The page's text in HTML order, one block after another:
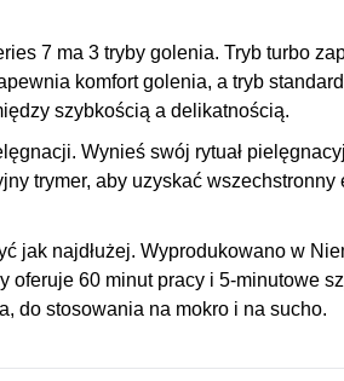
7 ma 3 tryby golenia. Tryb turbo
komfort golenia, a tryb
szybkością a delikatnością.
. Wynieś swój rytuał
trymer, aby uzyskać wszechstronny
jak najdłużej. Wyprodukowano w
oferuje 60 minut pracy i 5-minutowe
do stosowania na mokro i na sucho.